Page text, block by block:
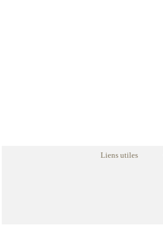
Liens utiles